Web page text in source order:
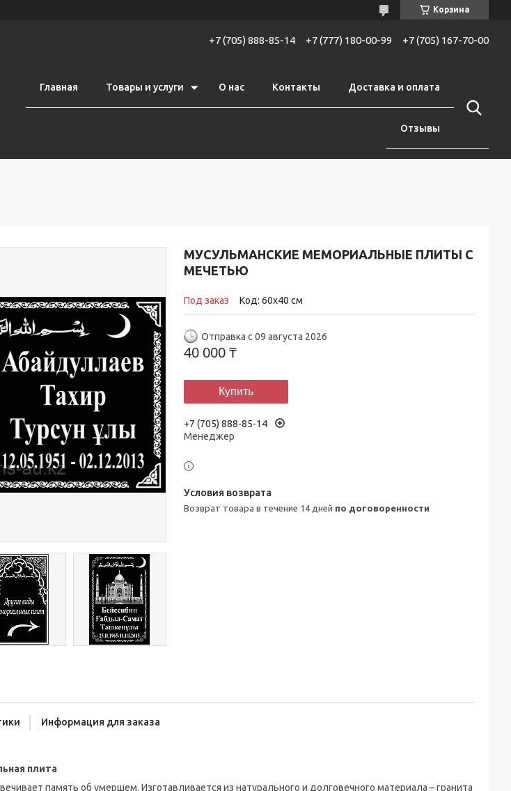
Корзина
+7 (705) 888-85-14 +7 (777) 180-00-99 +7 (705) 167-70-00
Главная Товары и услуги О нас Контакты Доставка и оплата
Отзывы
МУСУЛЬМАНСКИЕ МЕМОРИАЛЬНЫЕ ПЛИТЫ С
МЕЧЕТЬЮ
Под заказ Код: 60х40 см
Отправка с 09 августа 2026
40 000 ₸
Купить
+7 (705) 888-85-14
Менеджер
возврат товара в течение 14 дней по договоренности
Информация для заказа
плита
память об умершем. Изготавливается из натурального и долговечного материала – гранита